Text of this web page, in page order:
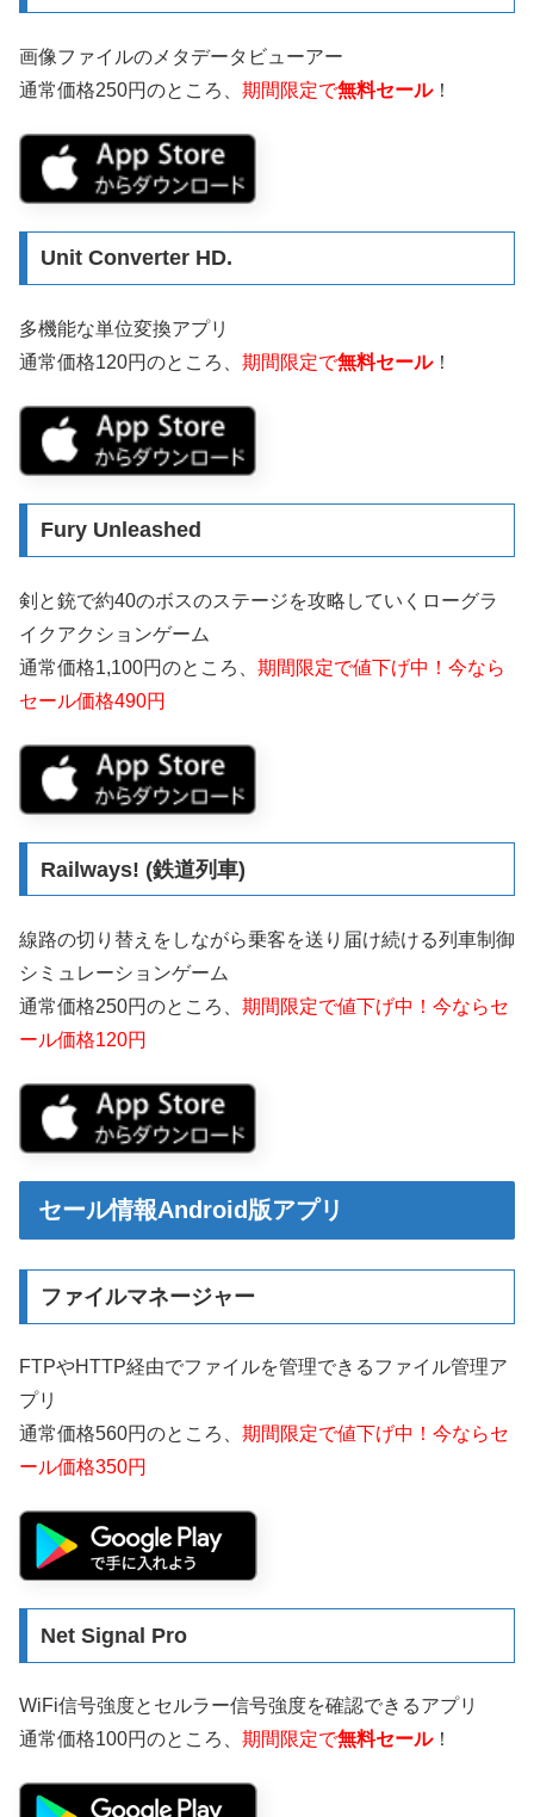
画像ファイルのメタデータビューアー
通常価格250円のところ、 期間限定で無料セール！
Unit Converter HD.
多機能な単位変換アプリ
通常価格120円のところ、 期間限定で無料セール！
Fury Unleashed
剣と銃で約40のボスのステージを攻略していくローグラ
イクアクションゲーム
通常価格1,100円のところ、 期間限定で値下げ中！今なら
セール価格490円
Railways! (鉄道列車)
線路の切り替えをしながら乗客を送り届け続ける列車制御
シミュレーションゲーム
通常価格250円のところ、 期間限定で値下げ中！今ならセ
ール価格120円
セール情報Android版アプリ
ファイルマネージャー
FTPやHTTP経由でファイルを管理できるファイル管理ア
プリ
通常価格560円のところ、 期間限定で値下げ中！今ならセ
ール価格350円
Net Signal Pro
WiFi信号強度とセルラー信号強度を確認できるアプリ
通常価格100円のところ、 期間限定で無料セール！